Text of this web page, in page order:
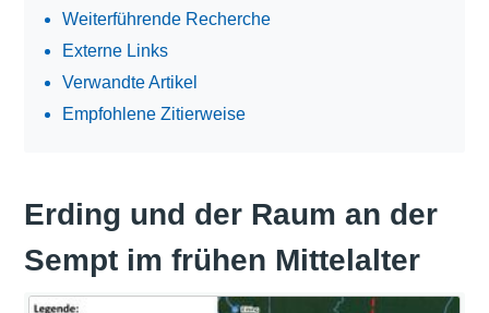
Weiterführende Recherche
Externe Links
Verwandte Artikel
Empfohlene Zitierweise
Erding und der Raum an der
Sempt im frühen Mittelalter